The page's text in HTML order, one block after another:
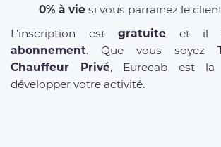
0% à vie si vous parrainez le
L’inscription estgratuite et il
abonnement. Que vous soyez
Chauffeur Privé, Eurecab est la
développer votre activité.